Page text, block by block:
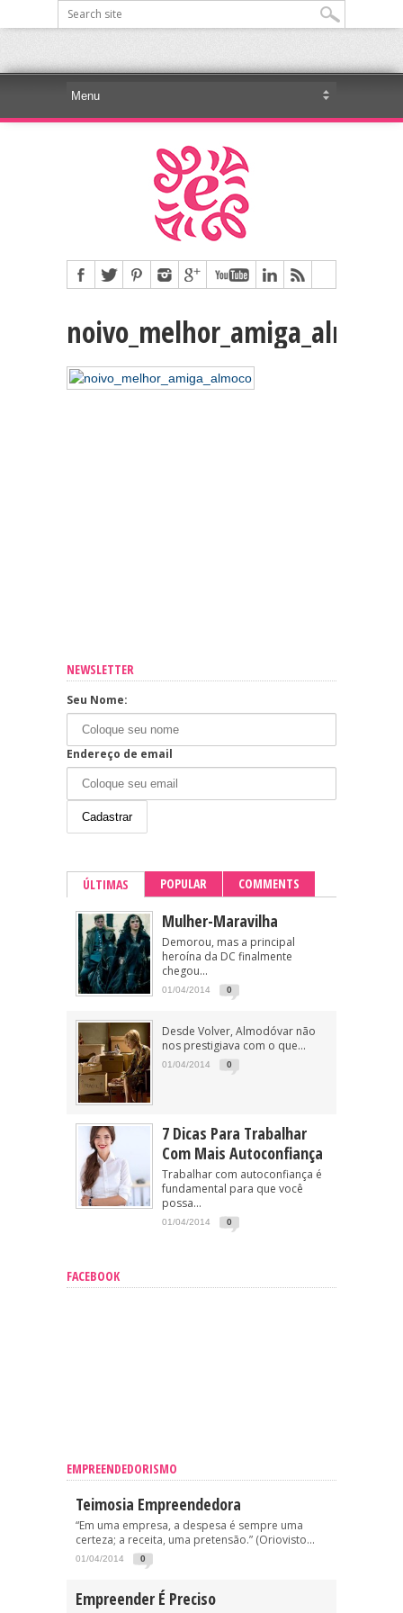
noivo_melhor_amiga_almoco
NEWSLETTER
Seu Nome:
Endereço de email
ÚLTIMAS POPULAR COMMENTS
Mulher-Maravilha
Demorou, mas a principal
heroína da DC finalmente
chegou...
01/04/2014 0
Desde Volver, Almodóvar não
nos prestigiava com o que...
01/04/2014 0
7 Dicas Para Trabalhar
Com Mais Autoconfiança
Trabalhar com autoconfiança é
fundamental para que você
possa...
01/04/2014 0
FACEBOOK
EMPREENDEDORISMO
Teimosia Empreendedora
“Em uma empresa, a despesa é sempre uma
certeza; a receita, uma pretensão.” (Oriovisto...
01/04/2014 0
Empreender É Preciso